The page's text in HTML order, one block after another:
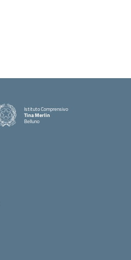
Istituto Comprensivo
Tina Merlin
Belluno